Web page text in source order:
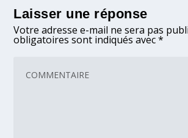
Laisser une réponse
Votre adresse e-mail ne sera pas
obligatoires sont indiqués avec*